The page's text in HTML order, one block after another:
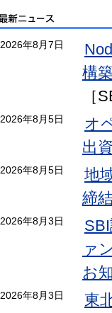
2026年8月7日
構
［
2026年8月5日
オ
出
2026年8月5日
地
締
2026年8月3日
ァ
お
2026年8月3日
東